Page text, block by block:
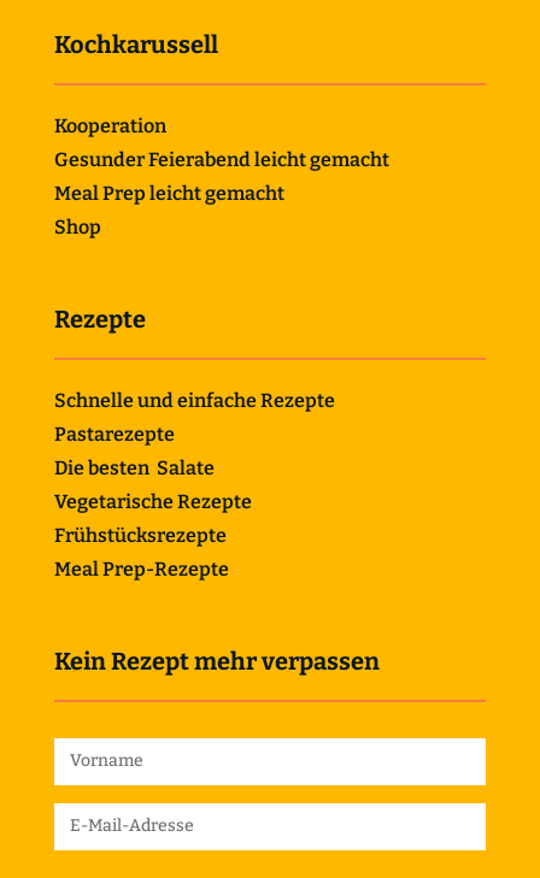
Kochkarussell
Kooperation
Gesunder Feierabend leicht gemacht
Meal Prep leicht gemacht
Shop
Rezepte
Schnelle und einfache Rezepte
Pastarezepte
Die besten Salate
Vegetarische Rezepte
Frühstücksrezepte
Meal Prep-Rezepte
Kein Rezept mehr verpassen